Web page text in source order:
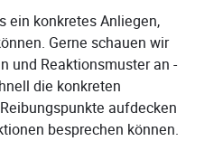
ein konkretes Anliegen,
Gerne schauen wir
und Reaktionsmuster an -
die konkreten
aufdecken
besprechen können.